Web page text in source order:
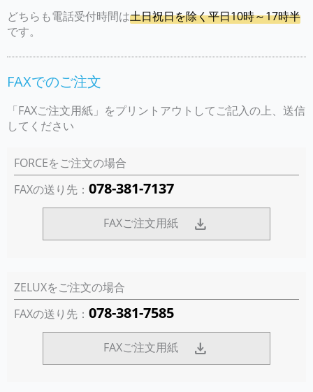
どちらも電話受付時間は土日祝日を除く平日10時～17時半
です。
FAXでのご注文
「FAXご注文用紙」をプリントアウトしてご記入の上、送信
してください
FORCEをご注文の場合
FAXの送り先： 078-381-7137
FAXご注文用紙 download
ZELUXをご注文の場合
FAXの送り先： 078-381-7585
FAXご注文用紙 download